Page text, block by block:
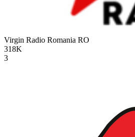
Virgin Radio Romania RO
318K
3